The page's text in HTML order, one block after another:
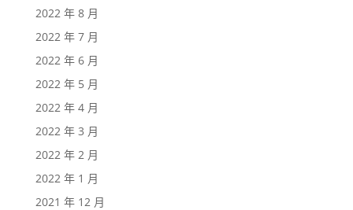
2022 年 8 月
2022 年 7 月
2022 年 6 月
2022 年 5 月
2022 年 4 月
2022 年 3 月
2022 年 2 月
2022 年 1 月
2021 年 12 月